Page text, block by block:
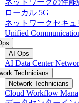
ネットワークの性能
ローカル 5G
ネットワークセキュ
Unified
AI Ops
AI Data Center
Technicians
Network Technicians
Cloud Workflow